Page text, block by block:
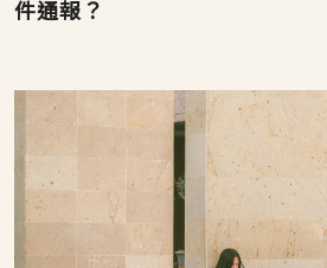
件通報？